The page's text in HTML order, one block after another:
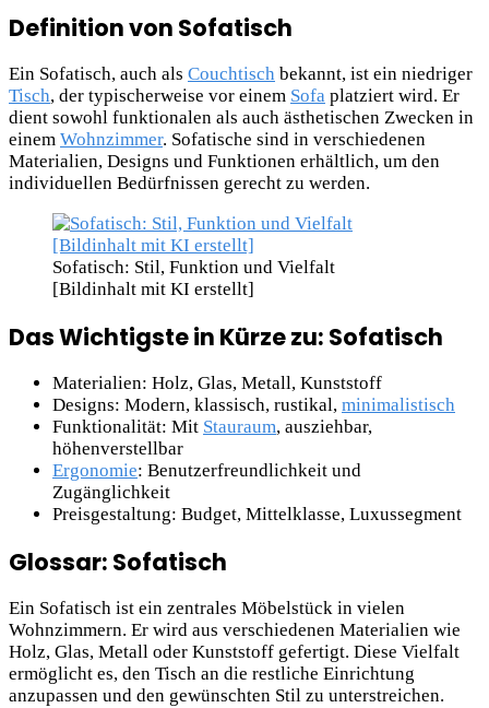
Definition von Sofatisch
Ein Sofatisch, auch als Couchtisch bekannt, ist ein niedriger
Tisch, der typischerweise vor einem Sofa platziert wird. Er
dient sowohl funktionalen als auch ästhetischen Zwecken in
einem Wohnzimmer. Sofatische sind in verschiedenen
Materialien, Designs und Funktionen erhältlich, um den
individuellen Bedürfnissen gerecht zu werden.
Sofatisch: Stil, Funktion und Vielfalt
[Bildinhalt mit KI erstellt]
Das Wichtigste in Kürze zu: Sofatisch
Materialien: Holz, Glas, Metall, Kunststoff
Designs: Modern, klassisch, rustikal, minimalistisch
Funktionalität: Mit Stauraum, ausziehbar,
höhenverstellbar
Ergonomie: Benutzerfreundlichkeit und
Zugänglichkeit
Preisgestaltung: Budget, Mittelklasse, Luxussegment
Glossar: Sofatisch
Ein Sofatisch ist ein zentrales Möbelstück in vielen
Wohnzimmern. Er wird aus verschiedenen Materialien wie
Holz, Glas, Metall oder Kunststoff gefertigt. Diese Vielfalt
ermöglicht es, den Tisch an die restliche Einrichtung
anzupassen und den gewünschten Stil zu unterstreichen.